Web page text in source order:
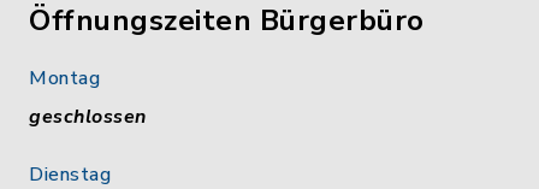
Öffnungszeiten Bürgerbüro
Montag
geschlossen
Dienstag